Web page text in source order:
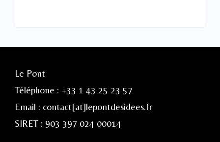
Le Pont
Téléphone : +33 1 43 25 23 57
Email : contact[at]lepontdesidees.fr
SIRET : 903 397 024 00014